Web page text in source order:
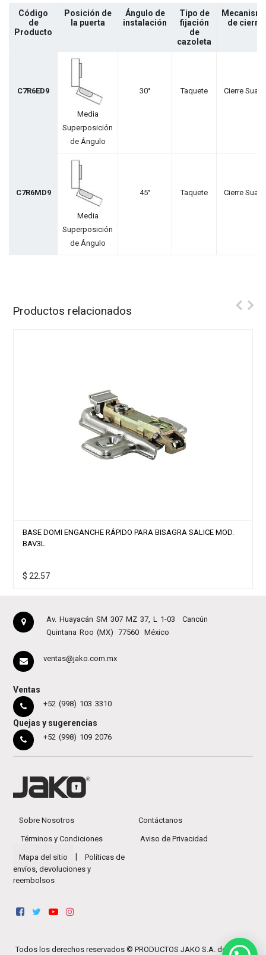
Código
de
Producto
Posición de
la puerta
Ángulo de
instalación
Tipo de
fijación
de
cazoleta
de cierre
C7R6ED9
Media
Superposición
de Ángulo
30° Taquete Cierre Suave
C7R6MD9
Media
Superposición
de Ángulo
45° Taquete Cierre Suave
Productos relacionados
BISAGRA SALICE MOD. BASE DUMI FIJA PARA BISAGRA
Av. Huayacán SM 307 MZ 37, L 1-03
Cancún
Quintana Roo (MX)
77560 México
ventas@jako.com.mx
Ventas
+52 (998) 103 3310
Quejas y sugerencias
+52 (998) 109 2076
Sobre Nosotros Contáctanos
Términos y Condiciones Aviso de Privacidad
Mapa del sitio
Políticas de
envíos, devoluciones y
reembolsos
Todos los derechos reservados © PRODUCTOS JAKO S.A. de C.V.